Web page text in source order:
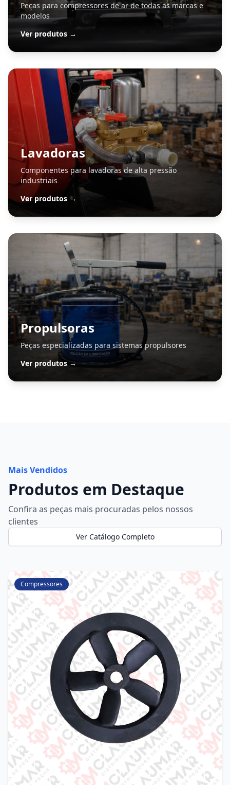
Peças para compressores de ar de todas as marcas e
modelos
Ver produtos →
Lavadoras
Componentes para lavadoras de alta pressão
industriais
Ver produtos →
Propulsoras
Peças especializadas para sistemas propulsores
Ver produtos →
Mais Vendidos
Produtos em Destaque
Confira as peças mais procuradas pelos nossos
clientes
Ver Catálogo Completo
Compressores